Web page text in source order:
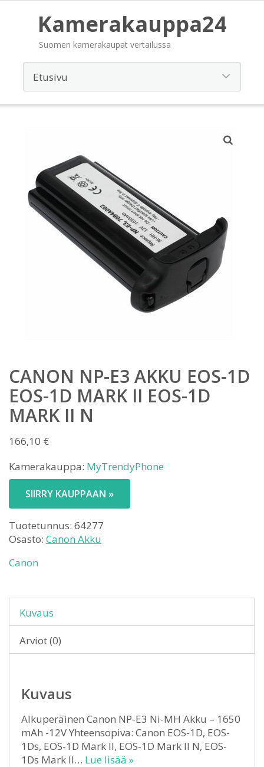
Kamerakauppa24
Suomen kamerakaupat vertailussa
CANON NP-E3 AKKU EOS-1D
EOS-1D MARK II EOS-1D
MARK II N
166,10 €
Kamerakauppa: MyTrendyPhone
SIIRRY KAUPPAAN »
Tuotetunnus: 64277
Osasto: Canon Akku
Canon
Kuvaus
Arviot (0)
Kuvaus
Alkuperäinen Canon NP-E3 Ni-MH Akku – 1650
mAh -12V Yhteensopiva: Canon EOS-1D, EOS-
1Ds, EOS-1D Mark II, EOS-1D Mark II N, EOS-
1Ds Mark II… Lue lisää »